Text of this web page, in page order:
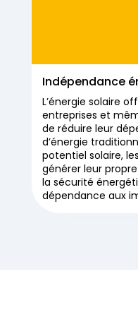
Indépendance
L’énergie solaire
entreprises et
de réduire leur
d’énergie
potentiel solaire,
générer leur
la sécurité
dépendance aux